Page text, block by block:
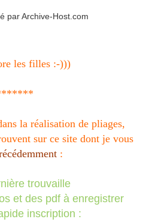
les filles :-)))
la réalisation de pliages,
sur ce site dont je vous
:
trouvaille
et des pdf à enregistrer
inscription :